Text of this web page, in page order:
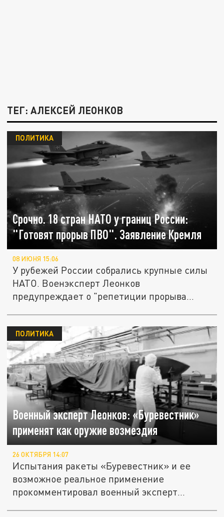
ТЕГ: АЛЕКСЕЙ ЛЕОНКОВ
Срочно. 18 стран НАТО у границ России:
"Готовят прорыв ПВО". Заявление Кремля
ПОЛИТИКА
08 ИЮНЯ 15:06
У рубежей России собрались крупные силы
НАТО. Военэксперт Леонков
предупреждает о "репетиции прорыва
Военный эксперт Леонков: «Буревестник»
применят как оружие возмездия
ПОЛИТИКА
26 ОКТЯБРЯ 14:07
Испытания ракеты «Буревестник» и ее
возможное реальное применение
прокомментировал военный эксперт
Новое смертоносное оружие России: Почему